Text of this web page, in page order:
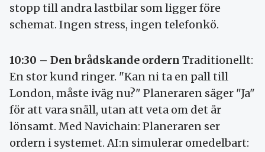
stopp till andra lastbilar som ligger före
schemat. Ingen stress, ingen telefonkö.
10:30 – Den brådskande ordern Traditionellt:
En stor kund ringer. "Kan ni ta en pall till
London, måste iväg nu?" Planeraren säger "Ja"
för att vara snäll, utan att veta om det är
lönsamt. Med Navichain: Planeraren ser
ordern i systemet. AI:n simulerar omedelbart: